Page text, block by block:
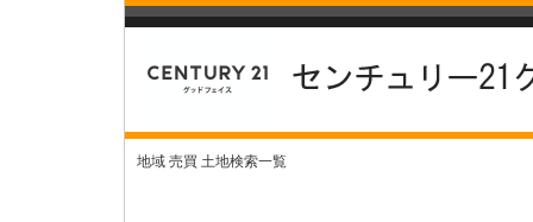
地域 売買 土地検索一覧